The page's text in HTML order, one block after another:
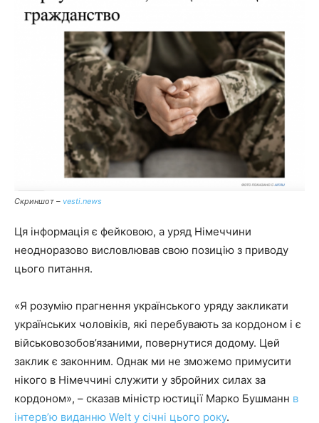
Скриншот – vesti.news
Ця інформація є фейковою, а уряд Німеччини
неодноразово висловлював свою позицію з приводу
цього питання.
«Я розумію прагнення українського уряду закликати
українських чоловіків, які перебувають за кордоном і є
військовозобов’язаними, повернутися додому. Цей
заклик є законним. Однак ми не зможемо примусити
нікого в Німеччині служити у збройних силах за
кордоном», – сказав міністр юстиції Марко Бушманн в
інтервʼю виданню Welt у січні цього року.